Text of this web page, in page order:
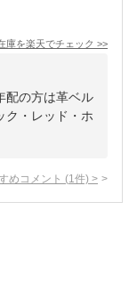
庫を楽天でチェック >>
配の方は革ベル
ク・レッド・ホ
めコメント (1 件) >